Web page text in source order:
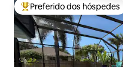
Entre os melhores
Preferido dos hóspedes